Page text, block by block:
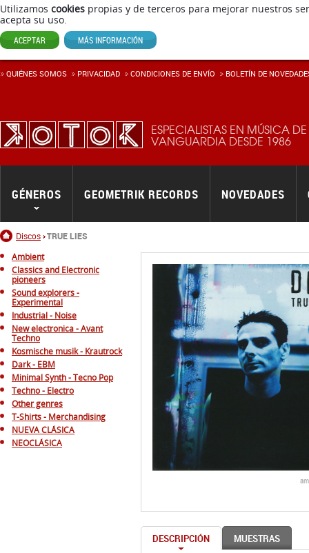
Utilizamos cookies propias y de terceros para mejorar nuestros
acepta su uso.
ACEPTAR MÁS INFORMACIÓN
ESPECIALISTAS EN MÚSICA DE
VANGUARDIA DESDE 1986
Inicio
Discos TRUE LIES
GÉNEROS GEOMETRIK RECORDS NOVEDADES
QUIÉNES SOMOS PRIVACIDAD CONDICIONES DE ENVÍ­O BOLETÍN DE
Ambient
Classics and Electronic
pioneers
Sound explorers -
Experimental
Industrial - Noise
New electronica - Avant
Techno
Kosmische musik - Krautrock
Dark - EBM
Minimal Synth - Tecno Pop
Techno - Electro
Other genres
T-Shirts - Merchandising
NUEVA CLÁSICA
NEOCLÁSICA
DESCRIPCIÓN MUESTRAS